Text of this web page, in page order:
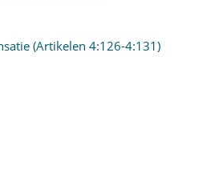
(Artikelen 4:126-4:131)